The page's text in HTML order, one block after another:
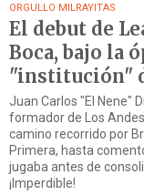
ORGULLO MILRAYITAS
El debut de
Boca, bajo la
"institución"
Juan Carlos "El Nene"
formador de Los
camino recorrido por
Primera, hasta
jugaba antes de
¡Imperdible!